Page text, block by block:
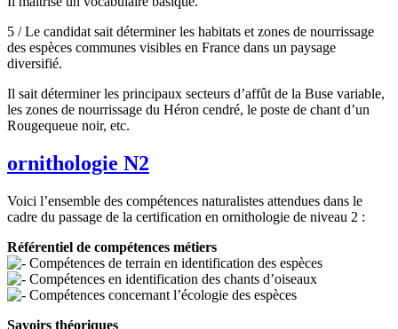
5 / Le candidat sait déterminer les habitats et zones de nourrissage
des espèces communes visibles en France dans un paysage
diversifié.
Il sait déterminer les principaux secteurs d’affût de la Buse variable,
les zones de nourrissage du Héron cendré, le poste de chant d’un
Rougequeue noir, etc.
ornithologie N2
Voici l’ensemble des compétences naturalistes attendues dans le
cadre du passage de la certification en ornithologie de niveau 2 :
Référentiel de compétences métiers
Compétences de terrain en identification des espèces
Compétences en identification des chants d’oiseaux
Compétences concernant l’écologie des espèces
Savoirs théoriques